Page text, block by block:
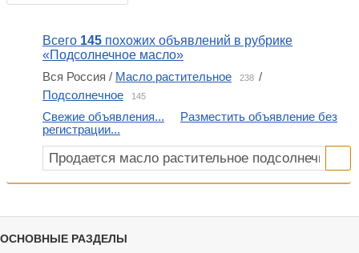
Всего 145 похожих объявлений в рубрике
«Подсолнечное масло»
Вся Россия / Масло растительное 238 /
Подсолнечное
145
Свежие объявления...
Разместить объявление без
регистрации...
ОСНОВНЫЕ РАЗДЕЛЫ